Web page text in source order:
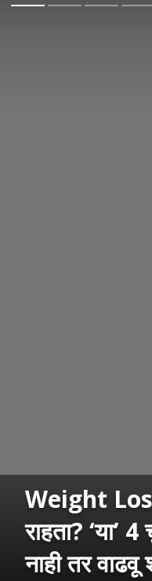
Weight
राहता?
नाही तर